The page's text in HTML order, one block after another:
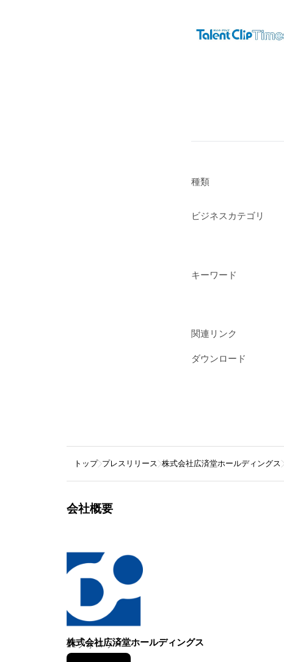
種類
ビジネスカテゴリ
キーワード
関連リンク
ダウンロード
トップ プレスリリース 株式会社広済堂ホールディングス
会社概要
株式会社広済堂ホールディングス
21フォロワー